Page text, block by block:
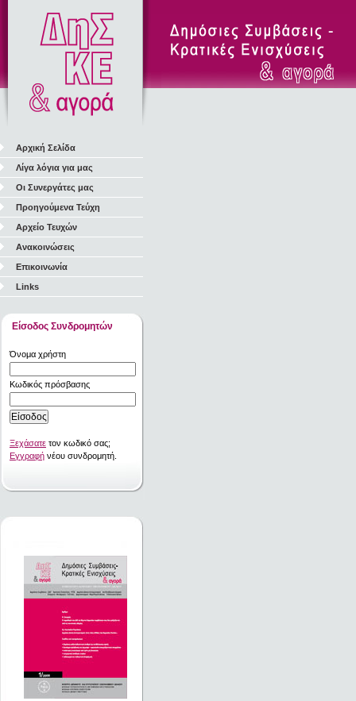
Αρχική Σελίδα
Λίγα λόγια για μας
Οι Συνεργάτες μας
Προηγούμενα Τεύχη
Αρχείο Τευχών
Ανακοινώσεις
Επικοινωνία
Links
Είσοδος Συνδρομητών
Όνομα χρήστη
Κωδικός πρόσβασης
Ξεχάσατε τον κωδικό σας;
Εγγραφή νέου συνδρομητή.